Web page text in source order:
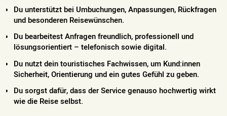
Du unterstützt bei Umbuchungen, Anpassungen, Rückfragen
und besonderen Reisewünschen.
Du bearbeitest Anfragen freundlich, professionell und
lösungsorientiert – telefonisch sowie digital.
Du nutzt dein touristisches Fachwissen, um Kund:innen
Sicherheit, Orientierung und ein gutes Gefühl zu geben.
Du sorgst dafür, dass der Service genauso hochwertig wirkt
wie die Reise selbst.